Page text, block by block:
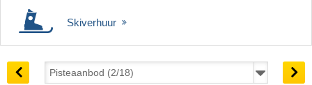
Skiverhuur